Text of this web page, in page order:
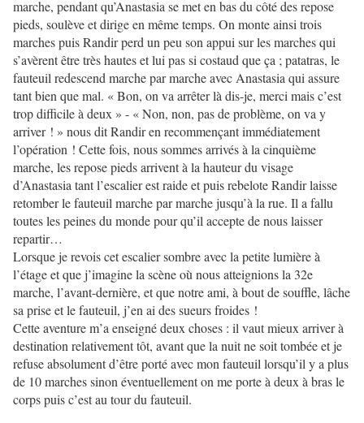
marche, pendant qu’Anastasia se met en bas du côté des repose
pieds, soulève et dirige en même temps. On monte ainsi trois
marches puis Randir perd un peu son appui sur les marches qui
s’avèrent être très hautes et lui pas si costaud que ça ; patatras, le
fauteuil redescend marche par marche avec Anastasia qui assure
tant bien que mal. « Bon, on va arrêter là dis-je, merci mais c’est
trop difficile à deux » - « Non, non, pas de problème, on va y
arriver ! » nous dit Randir en recommençant immédiatement
l’opération ! Cette fois, nous sommes arrivés à la cinquième
marche, les repose pieds arrivent à la hauteur du visage
d’Anastasia tant l’escalier est raide et puis rebelote Randir laisse
retomber le fauteuil marche par marche jusqu’à la rue. Il a fallu
toutes les peines du monde pour qu’il accepte de nous laisser
repartir…
Lorsque je revois cet escalier sombre avec la petite lumière à
l’étage et que j’imagine la scène où nous atteignions la 32e
marche, l’avant-dernière, et que notre ami, à bout de souffle, lâche
sa prise et le fauteuil, j’en ai des sueurs froides !
Cette aventure m’a enseigné deux choses : il vaut mieux arriver à
destination relativement tôt, avant que la nuit ne soit tombée et je
refuse absolument d’être porté avec mon fauteuil lorsqu’il y a plus
de 10 marches sinon éventuellement on me porte à deux à bras le
corps puis c’est au tour du fauteuil.